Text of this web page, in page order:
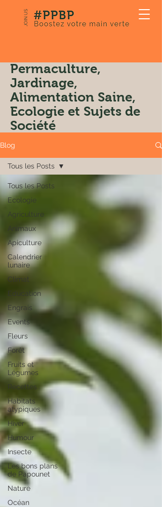
JOIN US
Permaculture,
Jardinage,
Alimentation Saine,
Ecologie et Sujets de
Société
Blog
Tous les Posts
Ecologie
Agriculture
Animaux
Apiculture
Calendrier
lunaire
Climat
Education
Engrais
Events
Fleurs
Forêt
Fruits et
Légumes
Recettes
Habitats
atypiques
Hiver
Humour
Insecte
Les bons plans
de Papounet
Nature
Océan
Tous les Posts